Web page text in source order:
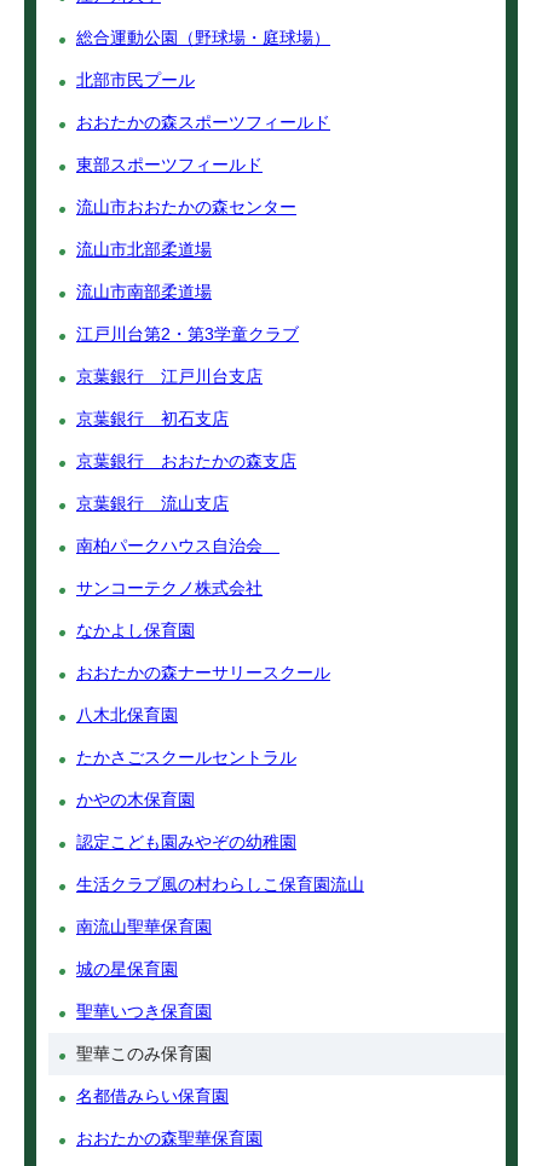
総合運動公園（野球場・庭球場）
北部市民プール
おおたかの森スポーツフィールド
東部スポーツフィールド
流山市おおたかの森センター
流山市北部柔道場
流山市南部柔道場
江戸川台第2・第3学童クラブ
京葉銀行 江戸川台支店
京葉銀行 初石支店
京葉銀行 おおたかの森支店
京葉銀行 流山支店
南柏パークハウス自治会
サンコーテクノ株式会社
なかよし保育園
おおたかの森ナーサリースクール
八木北保育園
たかさごスクールセントラル
かやの木保育園
認定こども園みやぞの幼稚園
生活クラブ風の村わらしこ保育園流山
南流山聖華保育園
城の星保育園
聖華いつき保育園
聖華このみ保育園
名都借みらい保育園
おおたかの森聖華保育園